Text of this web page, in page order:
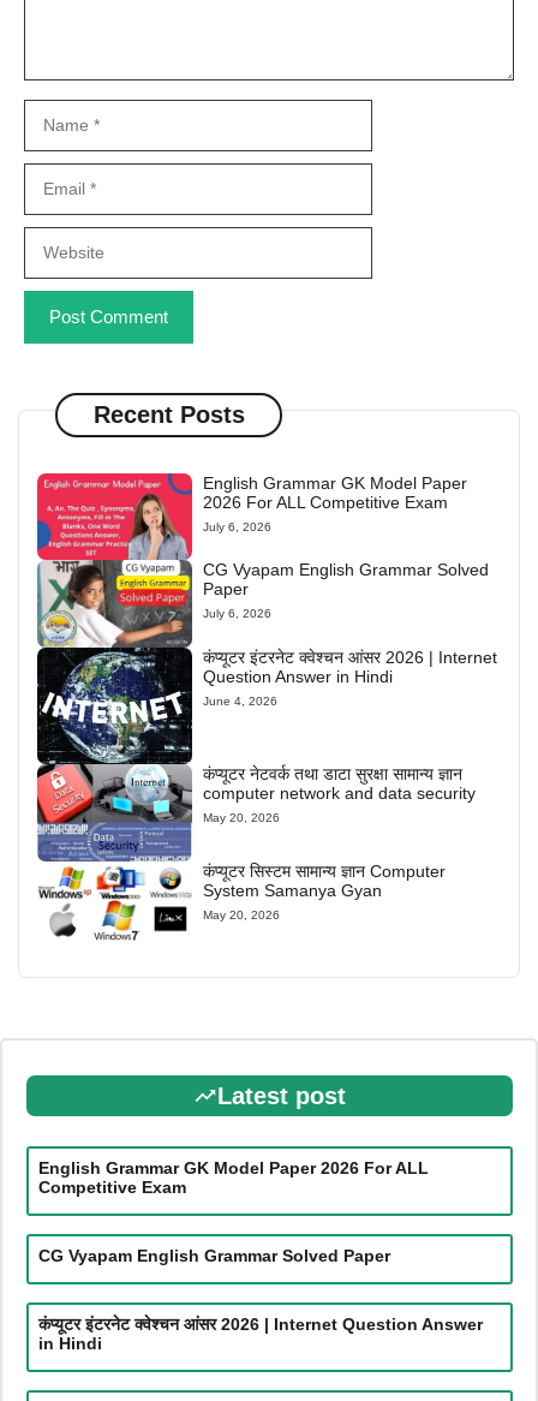
Recent Posts
English Grammar GK Model Paper
2026 For ALL Competitive Exam
July 6, 2026
CG Vyapam English Grammar Solved
Paper
July 6, 2026
कंप्यूटर इंटरनेट क्वेश्चन आंसर 2026 | Internet
Question Answer in Hindi
June 4, 2026
कंप्यूटर नेटवर्क तथा डाटा सुरक्षा सामान्य ज्ञान
computer network and data security
May 20, 2026
कंप्यूटर सिस्टम सामान्य ज्ञान Computer
System Samanya Gyan
May 20, 2026
Latest post
English Grammar GK Model Paper 2026 For ALL
Competitive Exam
CG Vyapam English Grammar Solved Paper
कंप्यूटर इंटरनेट क्वेश्चन आंसर 2026 | Internet Question Answer
in Hindi